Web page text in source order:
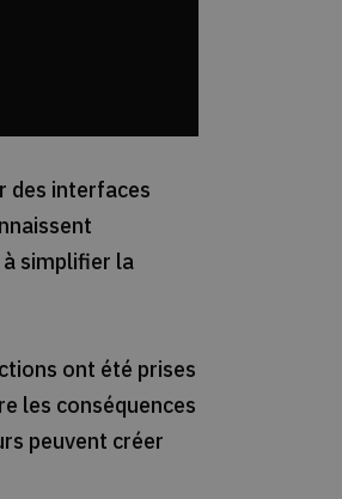
des interfaces
simplifier la
ont été prises
les conséquences
peuvent créer